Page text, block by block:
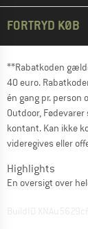
FORTRYD KØB
**Rabatkoden
40 euro.
én gang pr. person
Outdoor,
kontant. Kan ikke
videregives eller
Highlights
En oversigt over